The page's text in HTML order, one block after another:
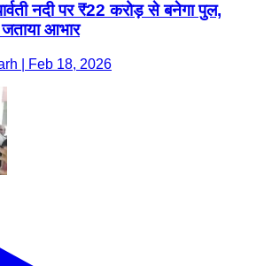
नदी पर ₹22 करोड़ से बनेगा पुल,
जताया आभार
| Feb 18, 2026